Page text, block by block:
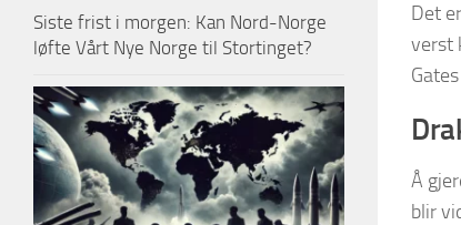
Det
verst
Å
blir
Siste frist i morgen: Kan Nord-Norge
løfte Vårt Nye Norge til Stortinget?